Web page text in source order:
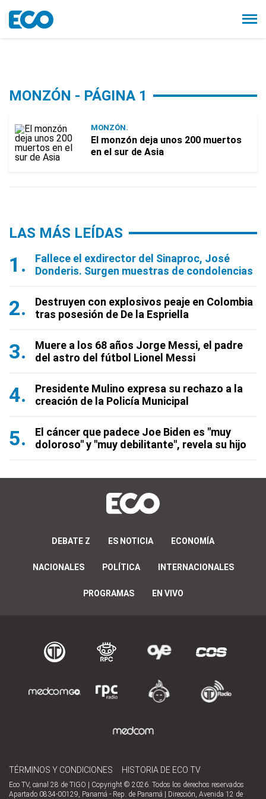
MONZÓN - PÁGINA 1
MONZÓN.
El monzón deja unos 200 muertos
en el sur de Asia
LAS MÁS LEÍDAS
Fallece el exdirector del Sinaproc, José
Donderis. Surgen muestras de condolencias
Destruyen con explosivos peaje en Colombia
tras posesión de De la Espriella
Muere a los 68 años Jorge Messi, el padre
del astro del fútbol Lionel Messi
Presidente Mulino expresa su rechazo a la
creación de la Policía Municipal
El cáncer que padece Joe Biden es "muy
doloroso" y "muy debilitante", revela su hijo
DEBATE Z ES NOTICIA ECONOMÍA
NACIONALES POLÍTICA INTERNACIONALES
PROGRAMAS EN VIVO
TÉRMINOS Y CONDICIONES HISTORIA DE ECO TV
Eco TV, canal 28 de TIGO | Copyright © 2026. Todos los derechos reservados
Apartado 0834-00129, Panamá - Rep. de Panamá | Dirección, Avenida 12 de